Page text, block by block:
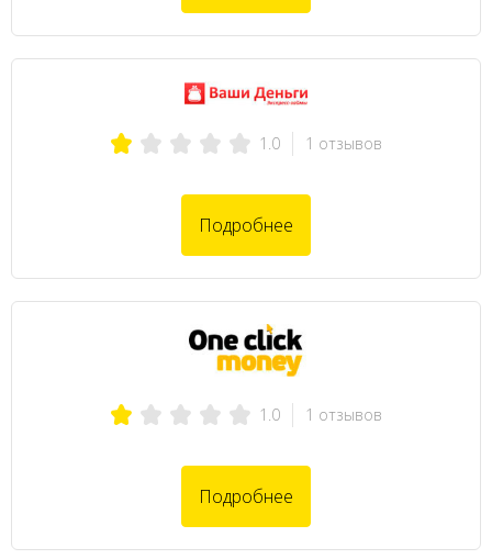
1.0 1 отзывов
Подробнее
1.0 1 отзывов
Подробнее